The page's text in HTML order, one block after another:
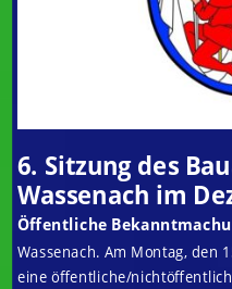
6. Sitzung des
Wassenach im
Öffentliche
Wassenach. Am Montag, den
eine öffentliche/